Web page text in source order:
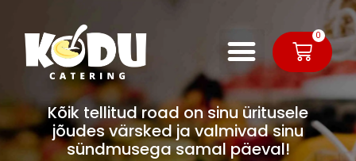
0
Kõik tellitud road on sinu üritusele
jõudes värsked ja valmivad sinu
sündmusega samal päeval!